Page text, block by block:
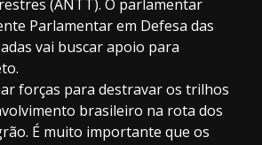
(ANTT). O parlamentar
Parlamentar em Defesa das
vai buscar apoio para
forças para destravar os trilhos
brasileiro na rota dos
É muito importante que os